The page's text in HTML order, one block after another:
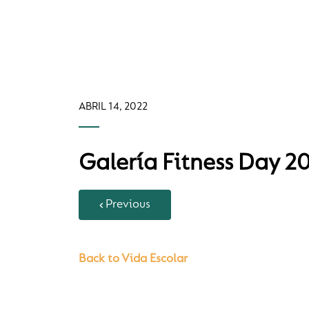
ABRIL 14, 2022
Galería Fitness Day
Previous
Back to Vida Escolar